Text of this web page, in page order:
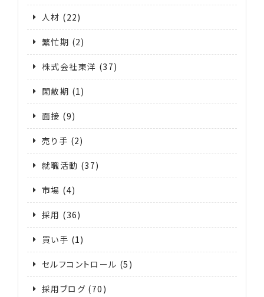
人材 (22)
繁忙期 (2)
株式会社東洋 (37)
閑散期 (1)
面接 (9)
売り手 (2)
就職活動 (37)
市場 (4)
採用 (36)
買い手 (1)
セルフコントロール (5)
採用ブログ (70)